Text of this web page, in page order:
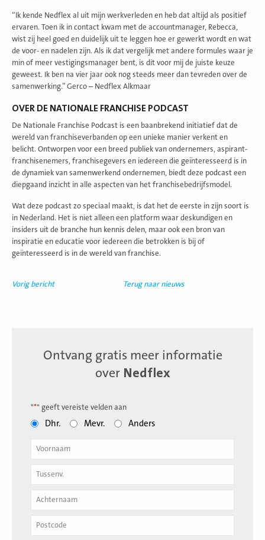
“Ik kende Nedflex al uit mijn werkverleden en heb dat altijd als positief
ervaren. Toen ik in contact kwam met de accountmanager, Rebecca,
wist zij heel goed en duidelijk uit te leggen hoe er gewerkt wordt en wat
de voor- en nadelen zijn. Als ik dat vergelijk met andere formules waar je
min of meer vestigingsmanager bent, is dit voor mij de juiste keuze
geweest. Ik ben na vier jaar ook nog steeds meer dan tevreden over de
samenwerking.” Gerco – Nedflex Alkmaar
OVER DE NATIONALE FRANCHISE PODCAST
De Nationale Franchise Podcast is een baanbrekend initiatief dat de
wereld van franchiseverbanden op een unieke manier verkent en
belicht. Ontworpen voor een breed publiek van ondernemers, aspirant-
franchisenemers, franchisegevers en iedereen die geïnteresseerd is in
de dynamiek van samenwerkend ondernemen, biedt deze podcast een
diepgaand inzicht in alle aspecten van het franchisebedrijfsmodel.
Wat deze podcast zo speciaal maakt, is dat het de eerste in zijn soort is
in Nederland. Het is niet alleen een platform waar deskundigen en
insiders uit de branche hun kennis delen, maar ook een bron van
inspiratie en educatie voor iedereen die betrokken is bij of
geïnteresseerd is in de wereld van franchise.
Vorig bericht Terug naar nieuws
Ontvang gratis meer informatie
over Nedflex
"*" geeft vereiste velden aan
Dhr. Mevr. Anders